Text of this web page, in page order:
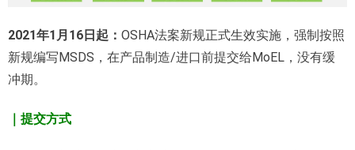
2021年1月16日起： OSHA法案新规正式生效实施，强制按照
新规编写MSDS，在产品制造/进口前提交给MoEL，没有缓
冲期。
｜提交方式